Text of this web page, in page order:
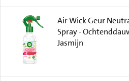
Air Wick Geur
Spray -
Jasmijn